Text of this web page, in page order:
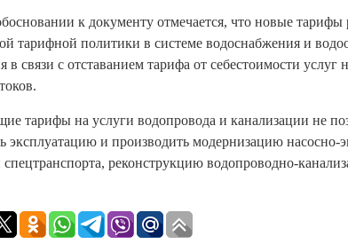
к документу отмечается, что новые тарифы
тарифной политики в системе водоснабжения и
в связи с отставанием тарифа от себестоимости услуг
тарифы на услуги водопровода и канализации не
эксплуатацию и производить модернизацию насосно-
спецтранспорта, реконструкцию водопроводно-